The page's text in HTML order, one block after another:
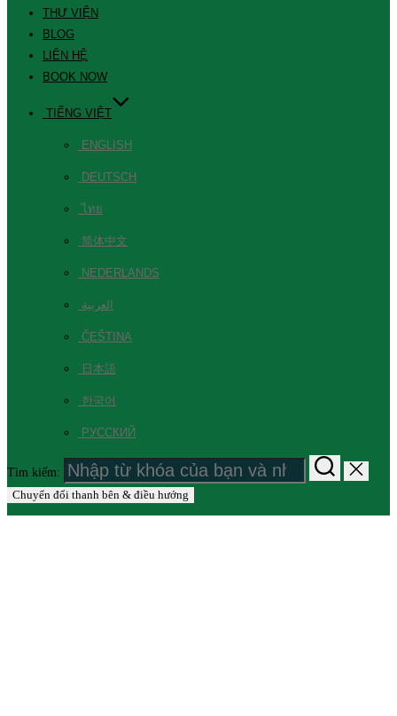
THƯ VIỆN
BLOG
LIÊN HỆ
BOOK NOW
TIẾNG VIỆT
ENGLISH
DEUTSCH
ไทย
简体中文
NEDERLANDS
العربية
ČEŠTINA
日本語
한국어
РУССКИЙ
Tìm kiếm:
Chuyển đổi thanh bên & điều hướng